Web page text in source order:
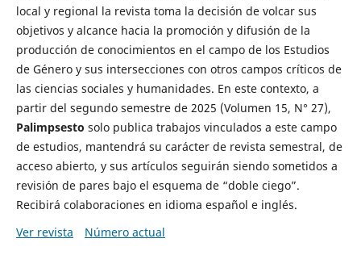
local y regional la revista toma la decisión de volcar sus
objetivos y alcance hacia la promoción y difusión de la
producción de conocimientos en el campo de los Estudios
de Género y sus intersecciones con otros campos críticos de
las ciencias sociales y humanidades. En este contexto, a
partir del segundo semestre de 2025 (Volumen 15, N° 27),
Palimpsesto solo publica trabajos vinculados a este campo
de estudios, mantendrá su carácter de revista semestral, de
acceso abierto, y sus artículos seguirán siendo sometidos a
revisión de pares bajo el esquema de “doble ciego”.
Recibirá colaboraciones en idioma español e inglés.
Ver revista
Número actual